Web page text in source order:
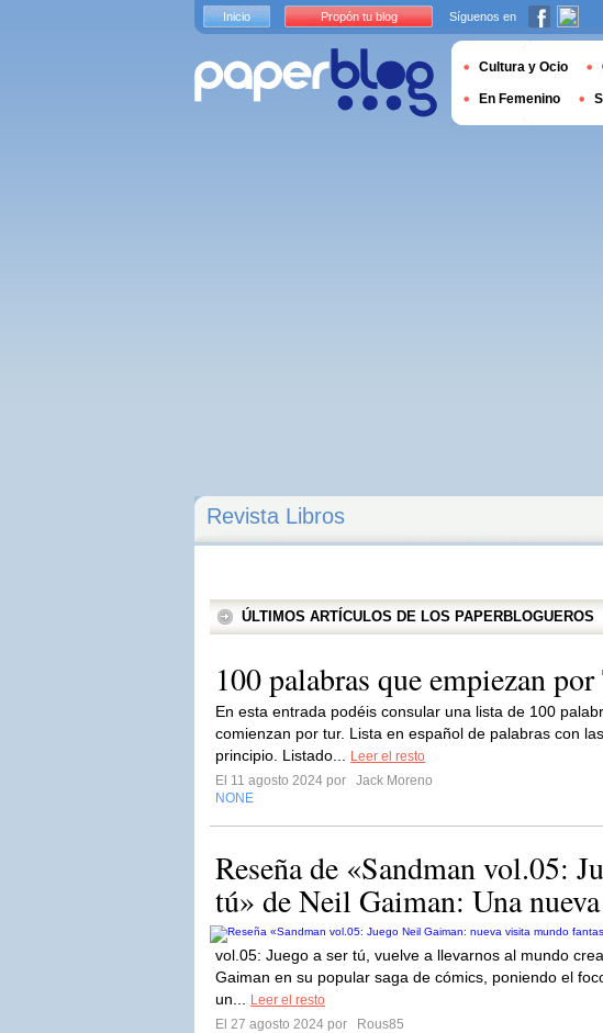
Revista Libros
ÚLTIMOS ARTÍCULOS DE LOS PAPERBLOGUEROS
100 palabras que empiezan
En esta entrada podéis consular una lista de 100
comienzan por tur. Lista en español de palabras con
principio. Listado...
Leer el resto
El 11 agosto 2024 por
Jack Moreno
NONE
Reseña de «Sandman vol.05:
tú» de Neil Gaiman: Una
vol.05: Juego a ser tú, vuelve a llevarnos al mundo
Gaiman en su popular saga de cómics, poniendo el
un...
Leer el resto
El 27 agosto 2024 por
Rous85
Inicio Propón tu blog Síguenos en
Cultura y Ocio
En Femenino